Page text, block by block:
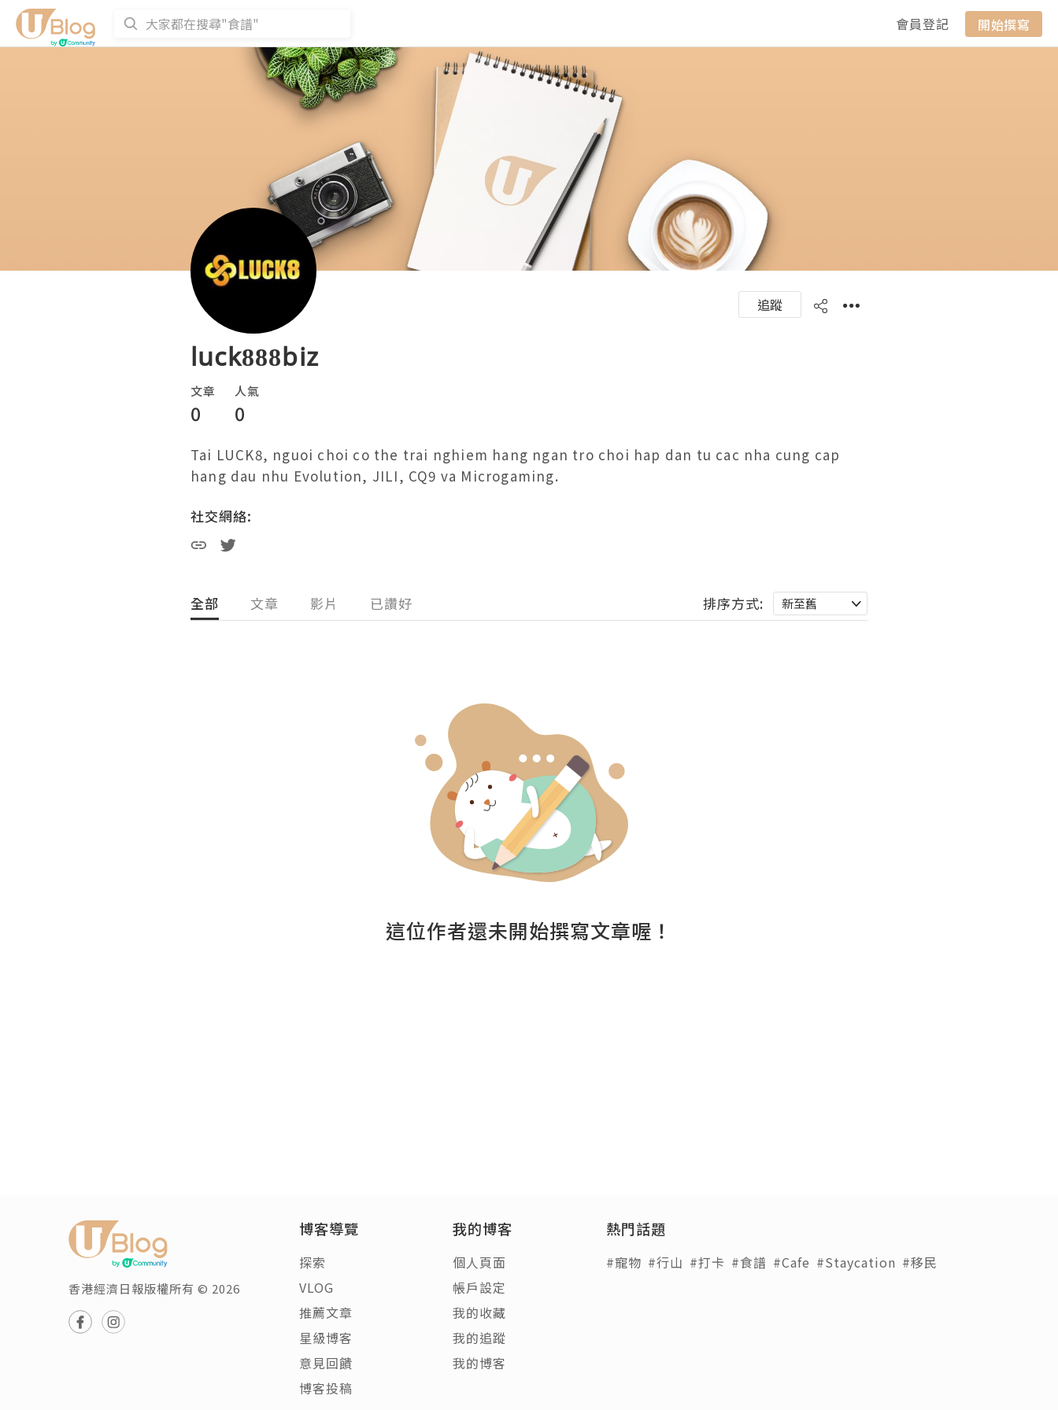
會員登記 開始撰寫
追蹤
luck888biz
文章
0
人氣
0
Tai LUCK8, nguoi choi co the trai nghiem hang ngan tro choi hap dan tu cac nha cung cap
hang dau nhu Evolution, JILI, CQ9 va Microgaming.
社交網絡:
全部 文章 影片 已讚好 排序方式:
這位作者還未開始撰寫文章喔！
香港經濟日報版權所有 © 2026
博客導覽
探索
VLOG
推薦文章
星級博客
意見回饋
博客投稿
我的博客
個人頁面
帳戶設定
我的收藏
我的追蹤
我的博客
熱門話題
#寵物 #行山 #打卡 #食譜 #Cafe #Staycation #移民